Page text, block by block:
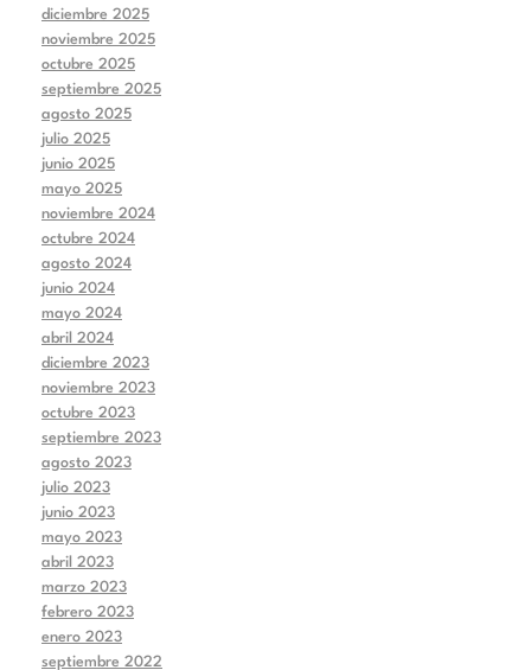
diciembre 2025
noviembre 2025
octubre 2025
septiembre 2025
agosto 2025
julio 2025
junio 2025
mayo 2025
noviembre 2024
octubre 2024
agosto 2024
junio 2024
mayo 2024
abril 2024
diciembre 2023
noviembre 2023
octubre 2023
septiembre 2023
agosto 2023
julio 2023
junio 2023
mayo 2023
abril 2023
marzo 2023
febrero 2023
enero 2023
septiembre 2022